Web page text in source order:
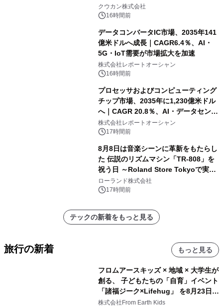
クウカン株式会社
16時間前
データコンバータIC市場、2035年141
億米ドルへ成長｜CAGR6.4％、AI・
5G・IoT需要が市場拡大を加速
株式会社レポートオーシャン
16時間前
プロセッサおよびコンピューティング
チップ市場、2035年に1,230億米ドル
へ｜CAGR 20.8％、AI・データセンタ
ー需要が成長を牽引
株式会社レポートオーシャン
17時間前
8月8日は音楽シーンに革新をもたらし
た 伝説のリズムマシン「TR-808」を
祝う日 ～Roland Store Tokyoで実機
を展示しての 記念キャンペーンを開
催 英国ラジオ「NTS」の 特別プログ
アーティストを フィーチャーしたアニ
メーションを公開～
ローランド株式会社
17時間前
テックの新着をもっと見る
旅行の新着 もっと見る
フロムアースキッズ × 地域 × 大学生が
創る、 子どもたちの「自育」イベント
「諸福ジーク×Lifehug」 を8月23日
(日)開催
株式会社From Earth Kids